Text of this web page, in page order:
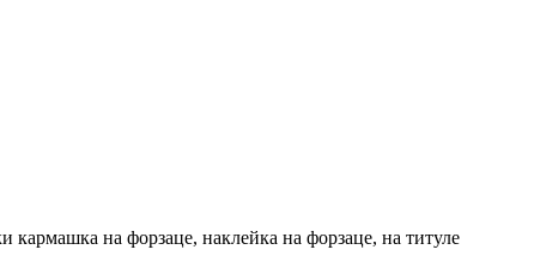
кармашка на форзаце, наклейка на форзаце, на титуле